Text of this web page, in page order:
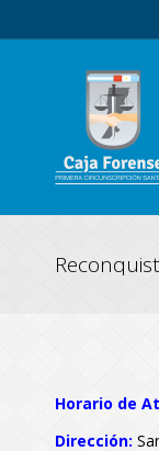
Horario de
Dirección: